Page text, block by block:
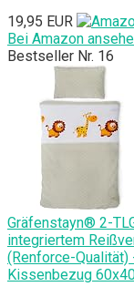
19,95 EUR
Bei Amazon
Bestseller Nr. 16
Gräfenstayn® 2-
integriertem
(Renforce-
Kissenbezug